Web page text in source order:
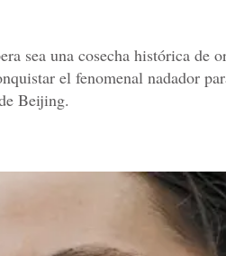
sea una cosecha histórica de
el fenomenal nadador
Beijing.